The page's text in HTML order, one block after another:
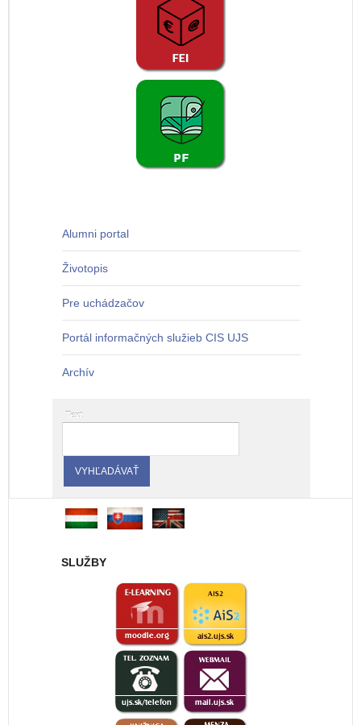
Alumni portal
Životopis
Pre uchádzačov
Portál informačných služieb CIS UJS
Archív
Text
SLUŽBY